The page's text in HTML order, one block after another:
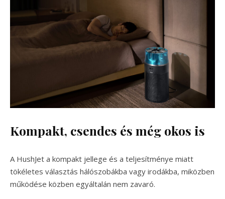
Kompakt, csendes és még okos is
A HushJet a kompakt jellege és a teljesítménye miatt
tökéletes választás hálószobákba vagy irodákba, miközben
működése közben egyáltalán nem zavaró.